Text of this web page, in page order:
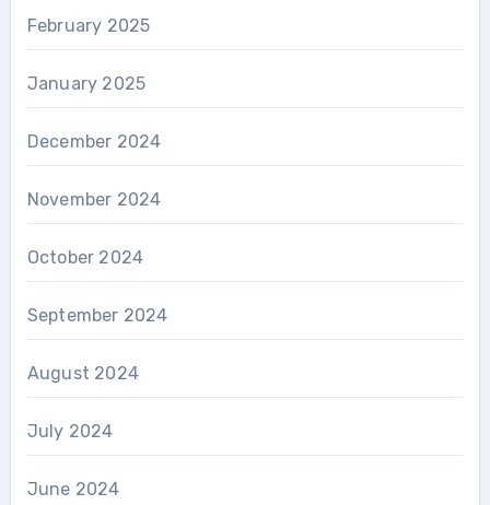
February 2025
January 2025
December 2024
November 2024
October 2024
September 2024
August 2024
July 2024
June 2024